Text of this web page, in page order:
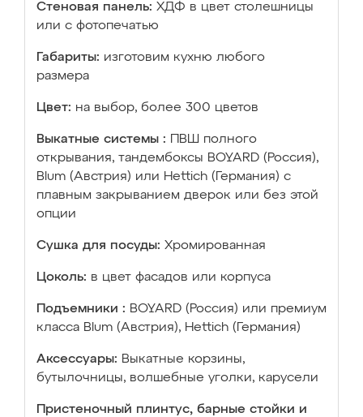
Стеновая панель: ХДФ в цвет столешницы
или с фотопечатью
Габариты: изготовим кухню любого
размера
Цвет: на выбор, более 300 цветов
Выкатные системы :
ПВШ полного
открывания, тандембоксы BOYARD (Россия),
Blum (Австрия) или Hettich (Германия) с
плавным закрыванием дверок или без этой
опции
Сушка для посуды: Хромированная
Цоколь: в цвет фасадов или корпуса
Подъемники : BOYARD (Россия) или премиум
класса Blum (Австрия), Hettich (Германия)
Аксессуары: Выкатные корзины,
бутылочницы, волшебные уголки, карусели
Пристеночный плинтус, барные стойки и